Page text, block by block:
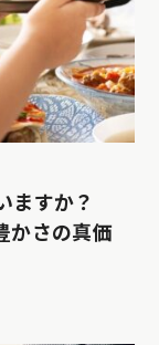
ますか？
かさの真価